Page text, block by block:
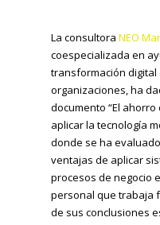
La consultora NEO
coespecializada en
transformación
organizaciones, ha
documento “El
aplicar la tecnología
donde se ha
ventajas de aplicar
procesos de negocio
personal que trabaja
de sus conclusiones